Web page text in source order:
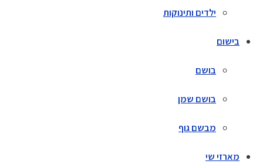
ילדים ותינוקות
בישום
בושם
בושם שמן
מבשם גוף
מארזי שי